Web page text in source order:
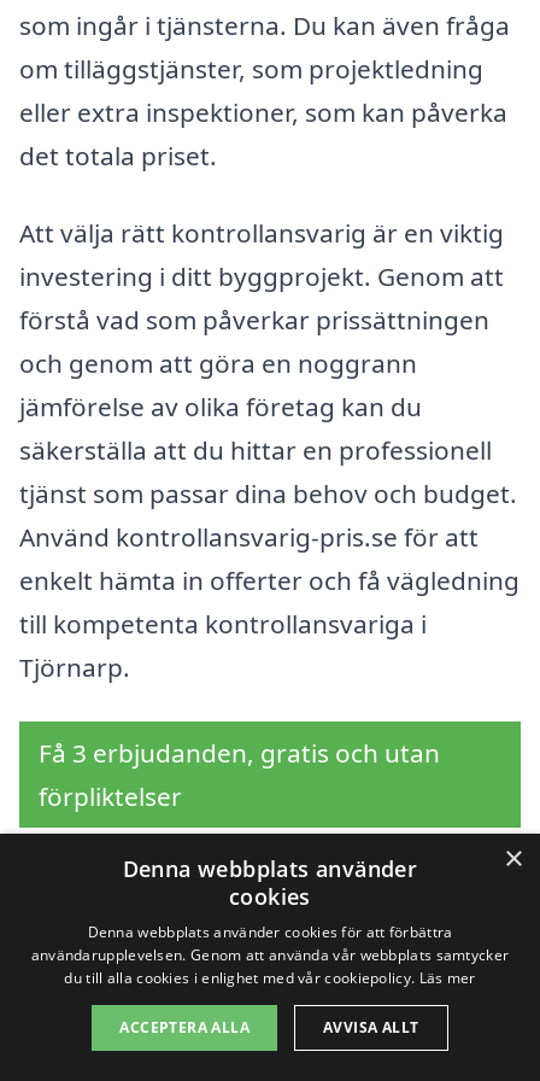
som ingår i tjänsterna. Du kan även fråga
om tilläggstjänster, som projektledning
eller extra inspektioner, som kan påverka
det totala priset.
Att välja rätt kontrollansvarig är en viktig
investering i ditt byggprojekt. Genom att
förstå vad som påverkar prissättningen
och genom att göra en noggrann
jämförelse av olika företag kan du
säkerställa att du hittar en professionell
tjänst som passar dina behov och budget.
Använd kontrollansvarig-pris.se för att
enkelt hämta in offerter och få vägledning
till kompetenta kontrollansvariga i
Tjörnarp.
Få 3 erbjudanden, gratis och utan
förpliktelser
Sök efter en
professionell för
kontrollansvarig i
×
Denna webbplats använder
cookies
Denna webbplats använder cookies för att förbättra
användarupplevelsen. Genom att använda vår webbplats samtycker
du till alla cookies i enlighet med vår cookiepolicy. Läs mer
ACCEPTERA ALLA AVVISA ALLT